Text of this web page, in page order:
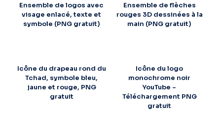
Ensemble de logos avec
visage enlacé, texte et
symbole (PNG gratuit)
Ensemble de flèches
rouges 3D dessinées à la
main (PNG gratuit)
Icône du drapeau rond du
Tchad, symbole bleu,
jaune et rouge, PNG
gratuit
Icône du logo
monochrome noir
YouTube –
Téléchargement PNG
gratuit